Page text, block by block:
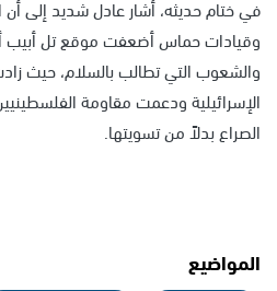
في ختام حديثه، أشار عادل شديد إلى أن
وقيادات حماس أضعفت موقع تل أبيب
والشعوب التي تطالب بالسلام، حيث
الإسرائيلية ودعمت مقاومة
الصراع بدلاً من تسويتها.
المواضيع